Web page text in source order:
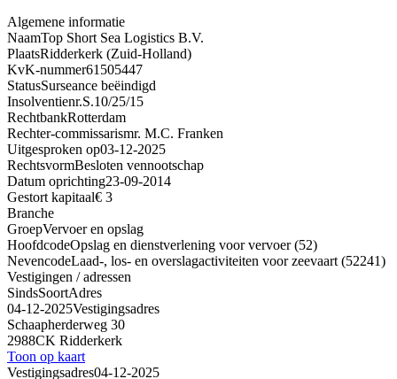
Algemene informatie
NaamTop Short Sea Logistics B.V.
PlaatsRidderkerk (Zuid-Holland)
KvK-nummer61505447
StatusSurseance beëindigd
Insolventienr.S.10/25/15
RechtbankRotterdam
Rechter-commissarismr. M.C. Franken
Uitgesproken op03-12-2025
RechtsvormBesloten vennootschap
Datum oprichting23-09-2014
Gestort kapitaal€ 3
Branche
GroepVervoer en opslag
HoofdcodeOpslag en dienstverlening voor vervoer (52)
NevencodeLaad-, los- en overslagactiviteiten voor zeevaart (52241)
Vestigingen / adressen
SindsSoortAdres
04-12-2025Vestigingsadres
Schaapherderweg 30
2988CK Ridderkerk
Toon op kaart
Vestigingsadres04-12-2025